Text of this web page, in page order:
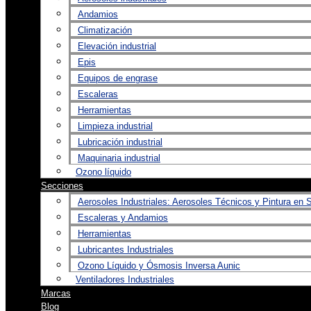
Andamios
Climatización
Elevación industrial
Epis
Equipos de engrase
Escaleras
Herramientas
Limpieza industrial
Lubricación industrial
Maquinaria industrial
Ozono líquido
Secciones
Aerosoles Industriales: Aerosoles Técnicos y Pintura en
Escaleras y Andamios
Herramientas
Lubricantes Industriales
Ozono Líquido y Ósmosis Inversa Aunic
Ventiladores Industriales
Marcas
Blog